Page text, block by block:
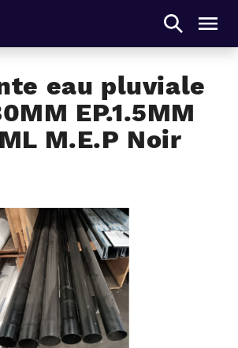
eau pluviale
EP.1.5MM
M.E.P Noir